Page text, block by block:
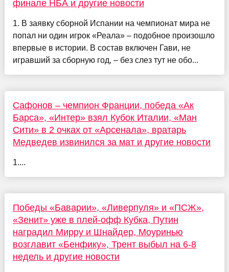
финале НБА и другие новости
1. В заявку сборной Испании на чемпионат мира не
попал ни один игрок «Реала» – подобное произошло
впервые в истории. В состав включен Гави, не
игравший за сборную год, – без слез тут не обо...
Сафонов – чемпион Франции, победа «Ак
Барса», «Интер» взял Кубок Италии, «Ман
Сити» в 2 очках от «Арсенала», вратарь
Медведев извинился за мат и другие новости
1....
Победы «Баварии», «Ливерпуля» и «ПСЖ»,
«Зенит» уже в плей-офф Кубка, Путин
наградил Мирру и Шнайдер, Моуринью
возглавит «Бенфику», Трент выбыл на 6-8
недель и другие новости